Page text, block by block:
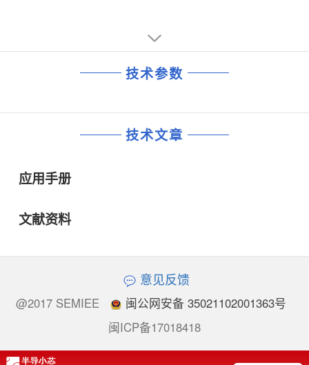
技术参数
技术文章
应用手册
文献资料
意见反馈
@2017 SEMIEE
闽公网安备 35021102001363号
闽ICP备17018418